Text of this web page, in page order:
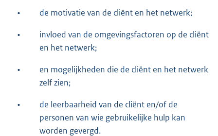
• de motivatie van de cliënt en het netwerk;
•
invloed van de omgevingsfactoren op de cliënt
en het netwerk;
•
en mogelijkheden die de cliënt en het netwerk
zelf zien;
•
de leerbaarheid van de cliënt en/of de
personen van wie gebruikelijke hulp kan
worden gevergd.